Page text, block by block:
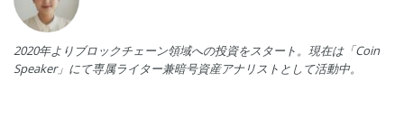
2020年よりブロックチェーン領域への投資をスタート。現在は「Coin
Speaker」にて専属ライター兼暗号資産アナリストとして活動中。